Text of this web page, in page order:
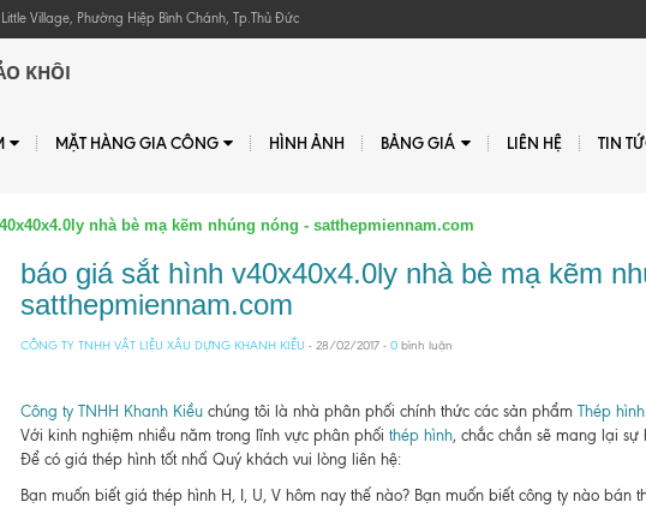
Village, Phường Hiệp Bình Chánh, Tp.Thủ Đức
KHÔI
MẶT HÀNG GIA CÔNG HÌNH ẢNH BẢNG GIÁ LIÊN HỆ TIN
nhà bè mạ kẽm nhúng nóng - satthepmiennam.com
báo giá sắt hình v40x40x4.0ly nhà bè mạ kẽm
satthepmiennam.com
CÔNG TY TNHH VẬT LIỆU XÂU DỰNG KHANH KIỀU - 28/02/2017 - 0bình luận
Công ty TNHH Khanh Kiềuchúng tôi là nhà phân phối chính thức các sản phẩm Thép hình
Với kinh nghiệm nhiều năm trong lĩnh vực phân phối thép hình, chắc chắn sẽ mang lại sự
Để có giá thép hình tốt nhấ Quý khách vui lòng liên hệ:
Bạn muốn biết giá thép hình H, I, U, V hôm nay thế nào? Bạn muốn biết công ty nào bán